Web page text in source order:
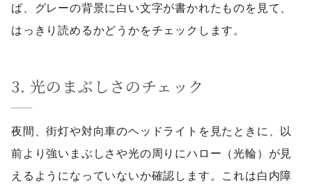
ば、グレーの背景に白い文字が書かれたものを見て、
はっきり読めるかどうかをチェックします。
3. 光のまぶしさのチェック
夜間、街灯や対向車のヘッドライトを見たときに、以
前より強いまぶしさや光の周りにハロー（光輪）が見
えるようになっていないか確認します。これは白内障